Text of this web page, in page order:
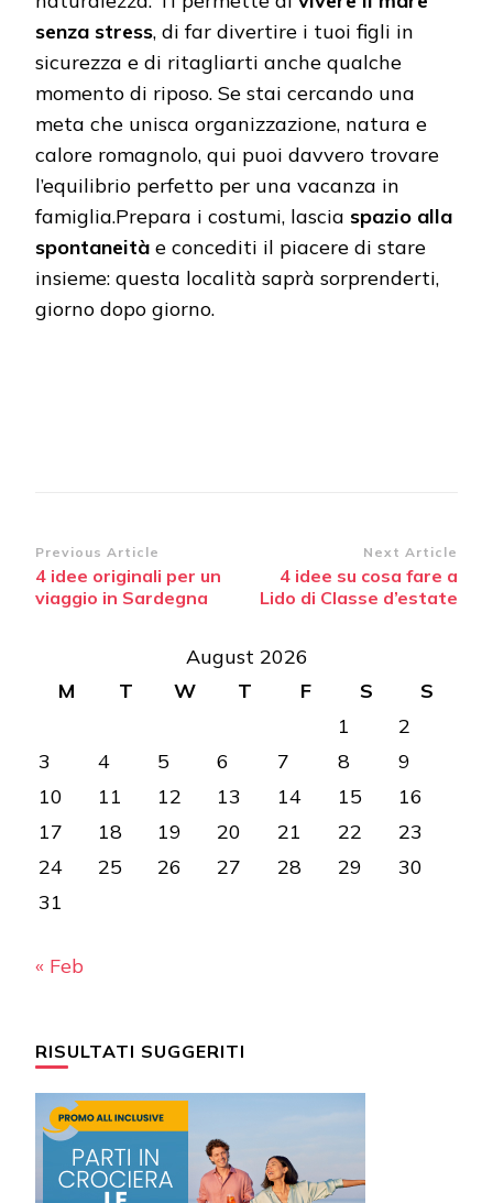
senza stress, di far divertire i tuoi figli in
sicurezza e di ritagliarti anche qualche
momento di riposo. Se stai cercando una
meta che unisca organizzazione, natura e
calore romagnolo, qui puoi davvero trovare
l’equilibrio perfetto per una vacanza in
famiglia.Prepara i costumi, lascia spazio alla
spontaneità e concediti il piacere di stare
insieme: questa località saprà sorprenderti,
giorno dopo giorno.
Post
Navigation
Previous Article
4 idee originali per un
viaggio in Sardegna
Next Article
4 idee su cosa fare a
Lido di Classe d’estate
August 2026
M
T W T F S
S
1
2
3
4 5 6 7 8
9
10
11 12 13 14 15
16
17
18 19 20 21 22
23
24
25 26 27 28 29
30
31
« Feb
RISULTATI SUGGERITI